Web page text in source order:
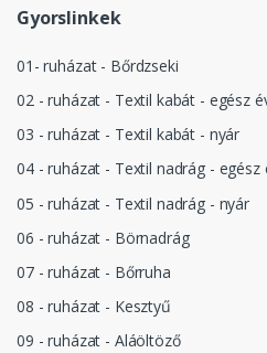
Gyorslinkek
01- ruházat - Bőrdzseki
02 - ruházat - Textil kabát - egész
03 - ruházat - Textil kabát - nyár
04 - ruházat - Textil nadrág - egész
05 - ruházat - Textil nadrág - nyár
06 - ruházat - Börnadrág
07 - ruházat - Bőrruha
08 - ruházat - Kesztyű
09 - ruházat - Aláöltöző